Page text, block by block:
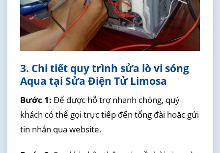
3. Chi tiết quy trình sửa lò vi sóng
Aqua tại Sửa Điện Tử Limosa
Bước 1: Để được hỗ trợ nhanh chóng, quý
khách có thể gọi trực tiếp đến tổng đài hoặc gửi
tin nhắn qua website.